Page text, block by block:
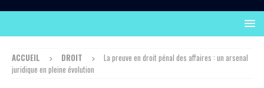
ACCUEIL DROIT
La preuve en droit pénal des affaires : un arsenal
juridique en pleine évolution